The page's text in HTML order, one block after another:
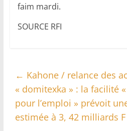
faim mardi.
SOURCE RFI
← Kahone / relance des
« domitexka » : la facilité
pour l’emploi » prévoit
estimée à 3, 42 milliards F